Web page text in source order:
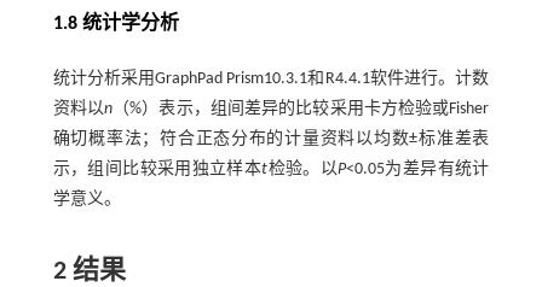
1.8 统计学分析
统计分析采用GraphPad Prism10.3.1和R4.4.1软件进行。计数
资料以n（%）表示，组间差异的比较采用卡方检验或Fisher
确切概率法；符合正态分布的计量资料以均数±标准差表
示，组间比较采用独立样本t检验。以P<0.05为差异有统计
学意义。
2 结果